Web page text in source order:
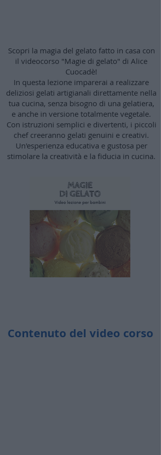
Scopri la magia del gelato fatto in casa con
il videocorso "Magie di gelato" di Alice
Cuocadè!
In questa lezione imparerai a realizzare
deliziosi gelati artigianali direttamente nella
tua cucina, senza bisogno di una gelatiera,
e anche in versione totalmente vegetale.
Con istruzioni semplici e divertenti, i piccoli
chef creeranno gelati genuini e creativi.
Un'esperienza educativa e gustosa per
stimolare la creatività e la fiducia in cucina.
Contenuto del video corso